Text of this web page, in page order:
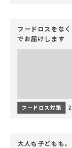
フードロスをな
でお届けします
フードロス対策
大人も子どもも